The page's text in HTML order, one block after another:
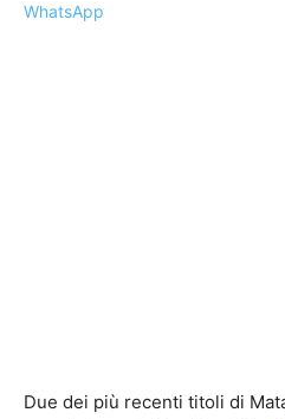
WhatsApp
Due dei più recenti titoli di